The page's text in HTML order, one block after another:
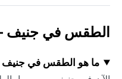
الطقس في جنيف —
ما هو الطقس في جنيف